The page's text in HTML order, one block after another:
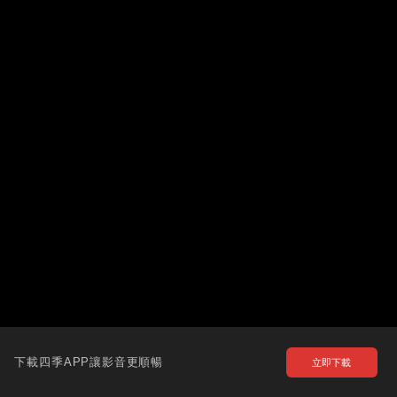
下載四季APP讓影音更順暢 立即下載